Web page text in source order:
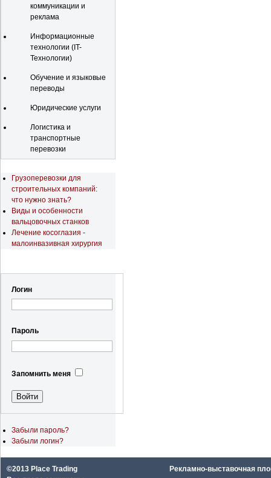
коммуникации и
реклама
Информационные
технологии (IT-
Технологии)
Обучение и языковые
переводы
Юридические услуги
Логистика и
транспортные
перевозки
Грузоперевозки для
строительных компаний:
что нужно знать?
Виды и особенности
вальцовочных станков
Лечение косоглазия -
малоинвазивная хирургия
Логин
Пароль
Запомнить меня
Забыли пароль?
Забыли логин?
©2013 Place Trading
Рекламно-выставочная